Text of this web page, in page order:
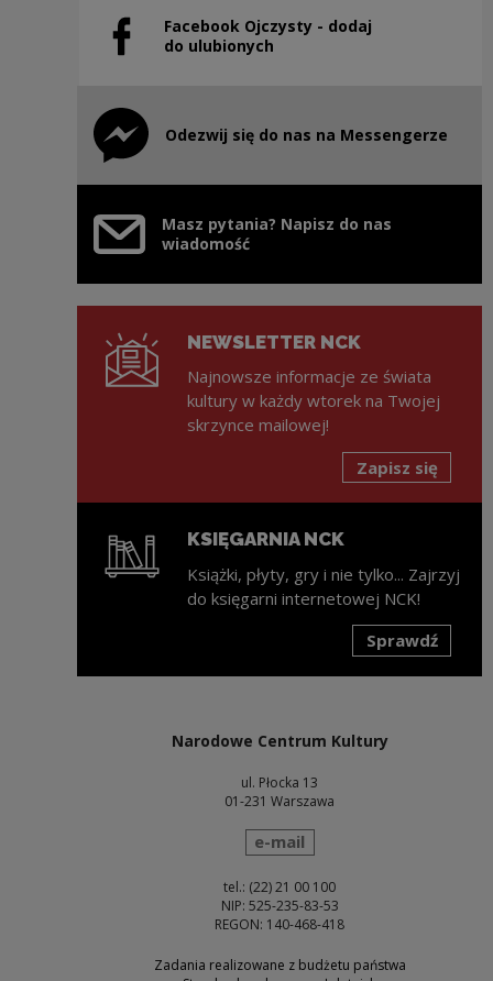
Facebook Ojczysty - dodaj
do ulubionych
Uwaga, link zostanie otwarty w nowym oknie
Odezwij się do nas na Messengerze
Uwaga, link zostanie otwarty w nowym oknie
Masz pytania? Napisz do nas
wiadomość
NEWSLETTER NCK
Najnowsze informacje ze świata
kultury w każdy wtorek na Twojej
skrzynce mailowej!
Zapisz się
KSIĘGARNIA NCK
Książki, płyty, gry i nie tylko... Zajrzyj
do księgarni internetowej NCK!
Sprawdź
Narodowe Centrum Kultury
ul. Płocka 13
01-231 Warszawa
wyślij wiadomość
e-mail
tel.: (22) 21 00 100
NIP: 525-235-83-53
REGON: 140-468-418
Zadania realizowane z budżetu państwa